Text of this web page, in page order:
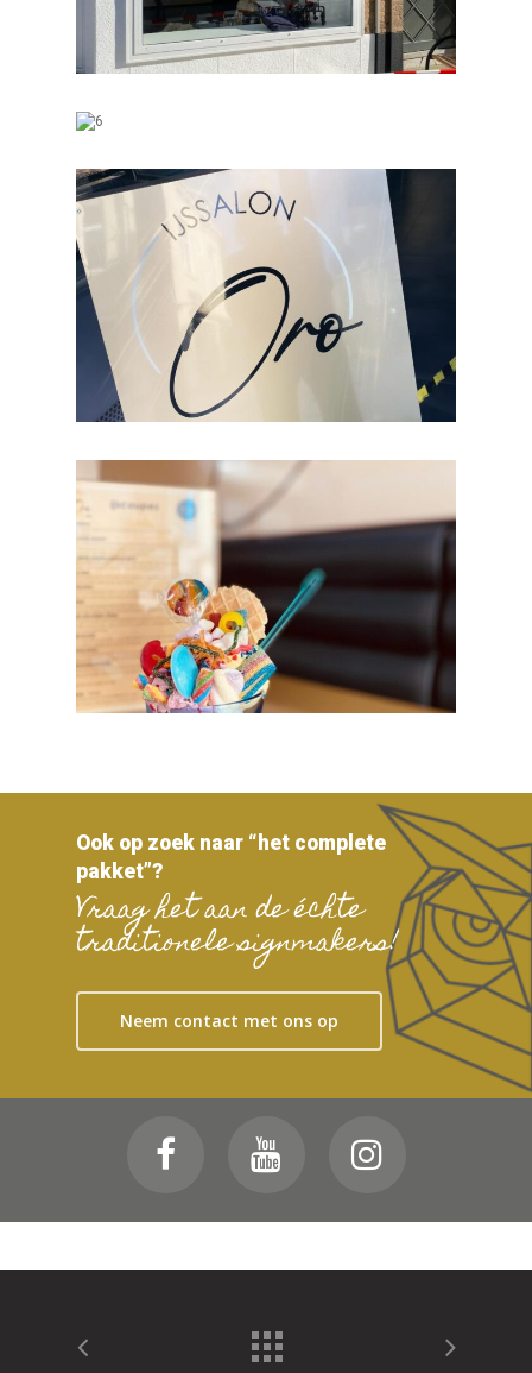
Ook op zoek naar “het complete
pakket”?
Vraag het aan de échte
traditionele signmakers!
Neem contact met ons op